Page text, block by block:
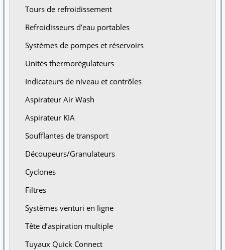
Tours de refroidissement
Refroidisseurs d’eau portables
Systèmes de pompes et réservoirs
Unités thermorégulateurs
Indicateurs de niveau et contrôles
Aspirateur Air Wash
Aspirateur KIA
Soufflantes de transport
Découpeurs/Granulateurs
Cyclones
Filtres
Systèmes venturi en ligne
Tête d’aspiration multiple
Tuyaux Quick Connect